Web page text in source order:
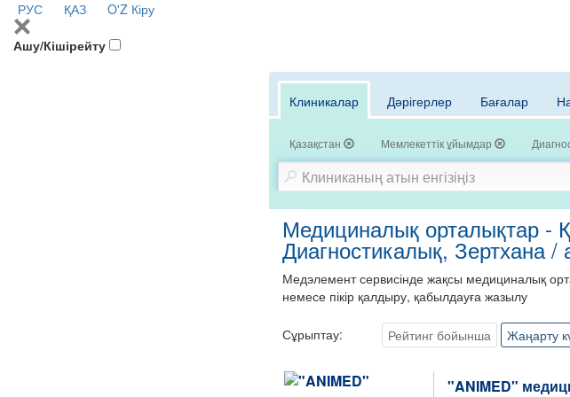
РУС ҚАЗ O'Z Кіру
Ашу/Кішірейту
Клиникалар Дәрігерлер Бағалар
Қазақстан Мемлекеттік ұйымдар
Медициналық орталықтар -
Диагностикалық, Зертхана /
Медэлемент сервисінде жақсы медициналық
немесе пікір қалдыру, қабылдауға жазылу
Сұрыптау: Рейтинг бойынша Жаңарту
"ANIMED"